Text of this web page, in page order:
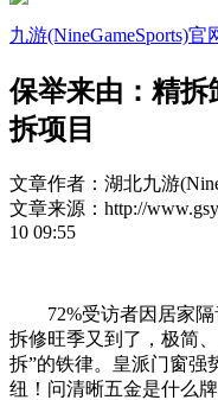
九游(NineGameSports)官
保举来由：精
拆项目
文章作者：湖北九游
文章来源：http://
10 09:55
72%受访者因居家隔
拆修旺季又到了，极简
拆”的铁律。皇派门窗强
纽！问清晰五金是什么